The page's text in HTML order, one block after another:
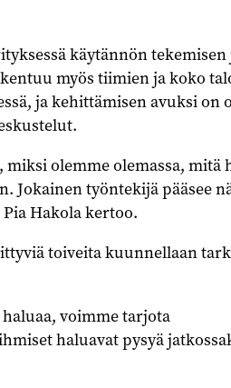
käytännön tekemisen
myös tiimien ja koko
ja kehittämisen avuksi on
olemme olemassa, mitä
Jokainen työntekijä pääsee
Hakola kertoo.
toiveita kuunnellaan
voimme tarjota
haluavat pysyä